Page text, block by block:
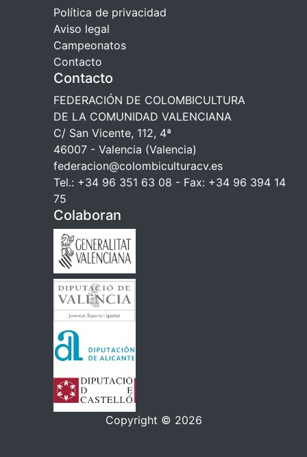
Política de privacidad
Aviso legal
Campeonatos
Contacto
Contacto
FEDERACIÓN DE COLOMBICULTURA
DE LA COMUNIDAD VALENCIANA
C/ San Vicente, 112, 4ª
46007 - Valencia (Valencia)
federacion@colombiculturacv.es
Tel.: +34 96 351 63 08 - Fax: +34 96 394 14
75
Colaboran
Copyright © 2026